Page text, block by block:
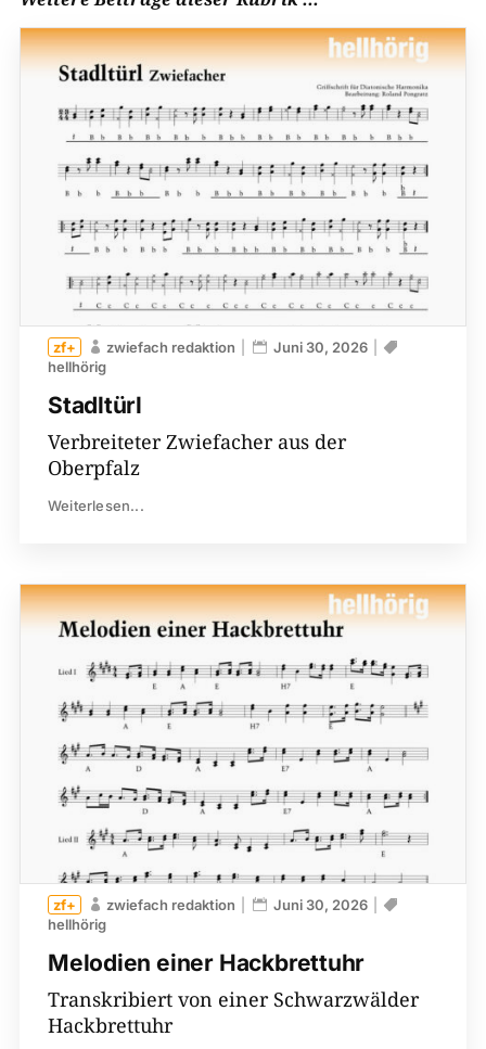
Stadltürl
zwiefach redaktion
Juni 30, 2026
hellhörig
Verbreiteter Zwiefacher aus der
Oberpfalz
Weiterlesen...
Melodien einer Hackbrettuhr
zwiefach redaktion
Juni 30, 2026
hellhörig
Transkribiert von einer Schwarzwälder
Hackbrettuhr